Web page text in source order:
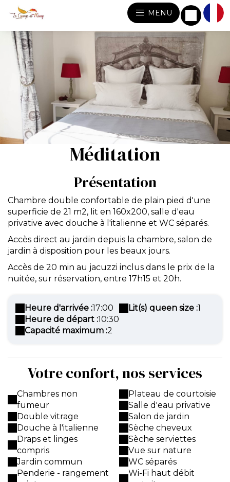
MENU
Méditation
Présentation
Chambre double confortable de plain pied d'une
superficie de 21 m2, lit en 160x200, salle d'eau
privative avec douche à l'italienne et WC séparés.
Accès direct au jardin depuis la chambre, salon de
jardin à disposition pour les beaux jours.
Accès de 20 min au jacuzzi inclus dans le prix de la
nuitée, sur réservation, entre 17h15 et 20h.
Heure d'arrivée :17:00
Heure de départ :10:30
Capacité maximum :2
Lit(s) queen size :1
Votre confort, nos services
Chambres non
fumeur
Double vitrage
Douche à l'italienne
Draps et linges
compris
Jardin commun
Penderie - rangement
Plateau de courtoisie
Salle d'eau privative
Salon de jardin
Sèche cheveux
Sèche serviettes
Vue sur nature
WC séparés
Wi-Fi haut débit